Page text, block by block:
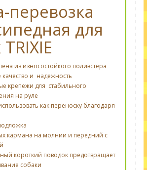
перевозка
для
из износостойкого полиэстера
качество и надежность
крепежи для стабильного
на руле
как переноску благодаря
кармана на молнии и передний с
короткий поводок предотвращает
собаки